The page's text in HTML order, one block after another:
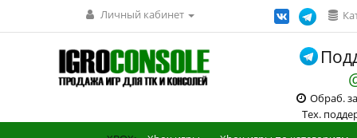
Личный кабинет
Обраб.
Тех.